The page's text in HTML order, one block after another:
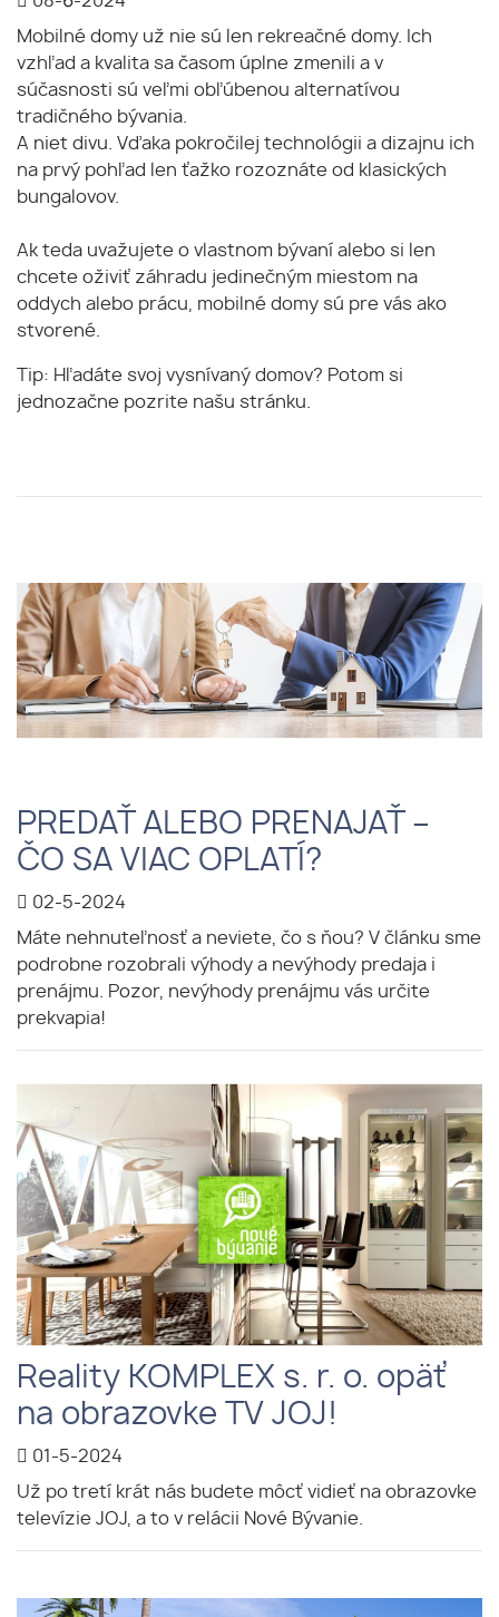
Mobilné domy už nie sú len rekreačné domy. Ich
vzhľad a kvalita sa časom úplne zmenili a v
súčasnosti sú veľmi obľúbenou alternatívou
tradičného bývania.
A niet divu. Vďaka pokročilej technológii a dizajnu ich
na prvý pohľad len ťažko rozoznáte od klasických
bungalovov.
Ak teda uvažujete o vlastnom bývaní alebo si len
chcete oživiť záhradu jedinečným miestom na
oddych alebo prácu, mobilné domy sú pre vás ako
stvorené.
Tip: Hľadáte svoj vysnívaný domov? Potom si
jednozačne pozrite našu stránku.
PREDAŤ ALEBO PRENAJAŤ –
ČO SA VIAC OPLATÍ?
02-5-2024
Máte nehnuteľnosť a neviete, čo s ňou? V článku sme
podrobne rozobrali výhody a nevýhody predaja i
prenájmu. Pozor, nevýhody prenájmu vás určite
prekvapia!
Reality KOMPLEX s. r. o. opäť
na obrazovke TV JOJ!
01-5-2024
Už po tretí krát nás budete môcť vidieť na obrazovke
televízie JOJ, a to v relácii Nové Bývanie.